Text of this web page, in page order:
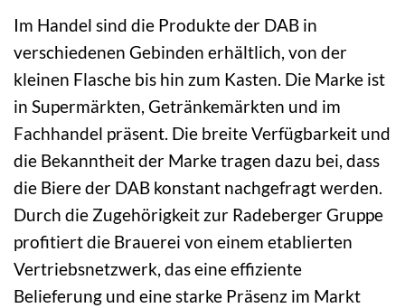
Im Handel sind die Produkte der DAB in
verschiedenen Gebinden erhältlich, von der
kleinen Flasche bis hin zum Kasten. Die Marke ist
in Supermärkten, Getränkemärkten und im
Fachhandel präsent. Die breite Verfügbarkeit und
die Bekanntheit der Marke tragen dazu bei, dass
die Biere der DAB konstant nachgefragt werden.
Durch die Zugehörigkeit zur Radeberger Gruppe
profitiert die Brauerei von einem etablierten
Vertriebsnetzwerk, das eine effiziente
Belieferung und eine starke Präsenz im Markt